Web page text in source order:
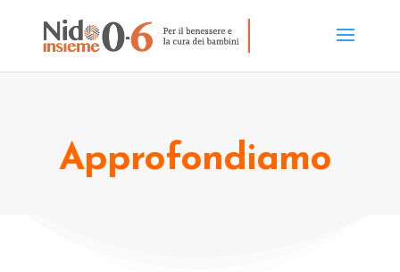
Approfondiamo